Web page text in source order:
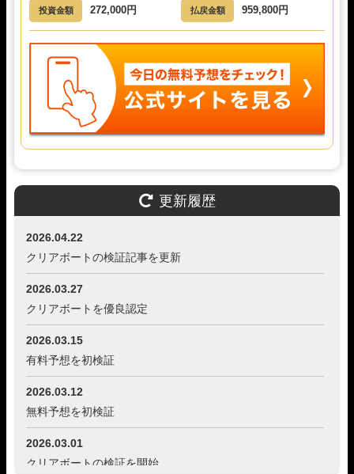
投資金額 272,000円 払戻金額 959,800円
更新履歴
2026.04.22
クリアボートの検証記事を更新
2026.03.27
クリアボートを優良認定
2026.03.15
有料予想を初検証
2026.03.12
無料予想を初検証
2026.03.01
クリアボートの検証を開始